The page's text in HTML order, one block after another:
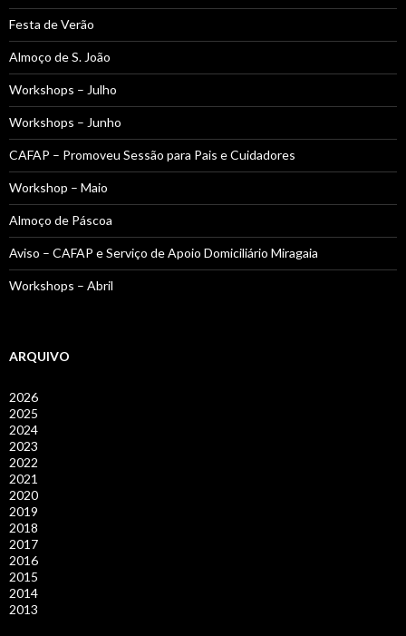
Festa de Verão
Almoço de S. João
Workshops – Julho
Workshops – Junho
CAFAP – Promoveu Sessão para Pais e Cuidadores
Workshop – Maio
Almoço de Páscoa
Aviso – CAFAP e Serviço de Apoio Domiciliário Miragaia
Workshops – Abril
ARQUIVO
2026
2025
2024
2023
2022
2021
2020
2019
2018
2017
2016
2015
2014
2013